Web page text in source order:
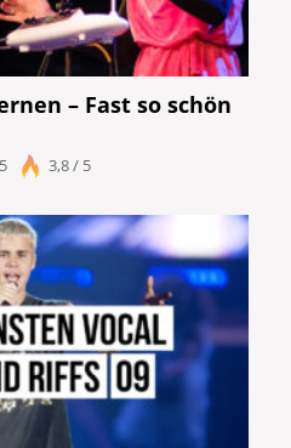
– Fast so schön
3,8 / 5